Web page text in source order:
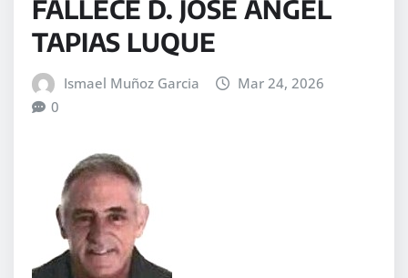
FALLECE D. JOSÉ ÁNGEL
TAPIAS LUQUE
Ismael Muñoz Garcia
Mar 24, 2026
0